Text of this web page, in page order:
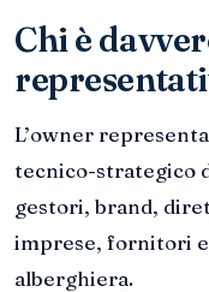
Chi è
L’owner
tecnico-strategico
gestori, brand,
imprese, fornitori e
alberghiera.